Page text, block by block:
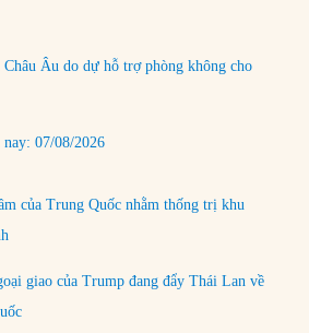
Âu do dự hỗ trợ phòng không cho
07/08/2026
của Trung Quốc nhằm thống trị khu
giao của Trump đang đẩy Thái Lan về